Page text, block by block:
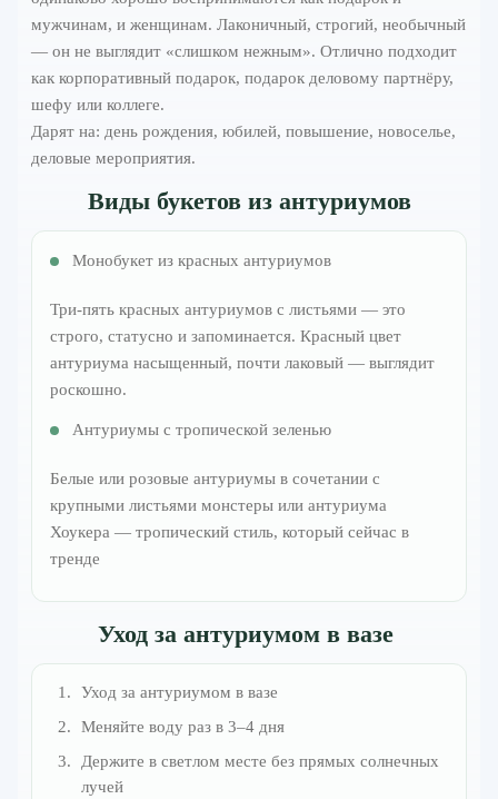
мужчинам, и женщинам. Лаконичный, строгий, необычный
— он не выглядит «слишком нежным». Отлично подходит
как корпоративный подарок, подарок деловому партнёру,
шефу или коллеге.
Дарят на: день рождения, юбилей, повышение, новоселье,
деловые мероприятия.
Виды букетов из антуриумов
Монобукет из красных антуриумов
Три-пять красных антуриумов с листьями — это
строго, статусно и запоминается. Красный цвет
антуриума насыщенный, почти лаковый — выглядит
роскошно.
Антуриумы с тропической зеленью
Белые или розовые антуриумы в сочетании с
крупными листьями монстеры или антуриума
Хоукера — тропический стиль, который сейчас в
тренде
Уход за антуриумом в вазе
Уход за антуриумом в вазе
Меняйте воду раз в 3–4 дня
Держите в светлом месте без прямых солнечных
лучей